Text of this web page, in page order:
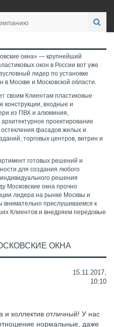
окна» — крупнейший
окон в России вот уже
лидер по установке
в Москве и Московской области.
своим Клиентам пластиковые
конструкции, входные и
из ПВХ и алюминия,
проектирование
остекления фасадов жилых и
торговых центров, витрин и
готовых решений и
для создания любого
решения
Московские окна прочно
лидера на рынке Москвы и
внимательно прислушиваемся к
Клиентов и внедряем передовые
ОКНА
15.11.2017,
10:10
и коллектив отличный! У нас
нормальные, даже